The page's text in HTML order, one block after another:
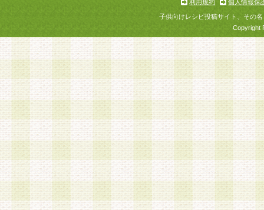
利用規約
個人情報保
子供向けレシピ投稿サイト、その
Copyright